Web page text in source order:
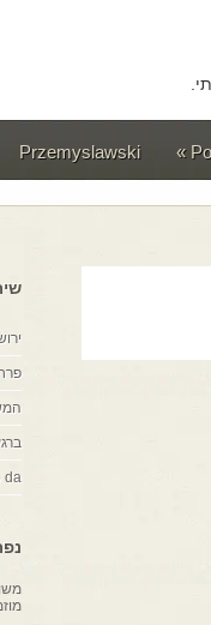
Przemyslawski
ירושלים
פרחי
ברגע
to da